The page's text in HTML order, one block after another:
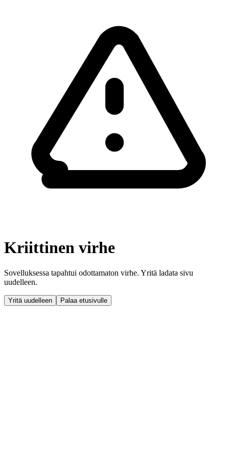
Kriittinen virhe
Sovelluksessa tapahtui odottamaton virhe. Yritä ladata sivu
uudelleen.
Yritä uudelleen Palaa etusivulle